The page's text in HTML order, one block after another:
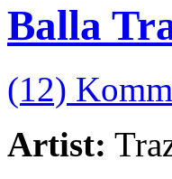
Balla
(12)
Artist: